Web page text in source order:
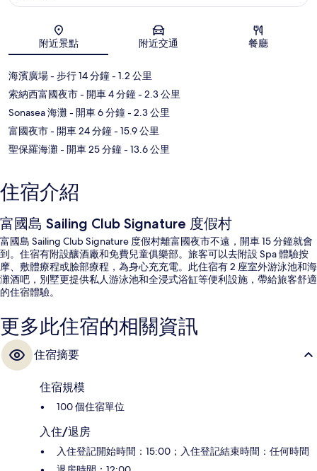
附近景點 附近交通 餐廳
海濱廣場- 步行 14 分鐘- 1.2 公里
索納西富國夜市- 開車 4 分鐘- 2.3 公里
Sonasea 海灘- 開車 6 分鐘- 2.3 公里
富國夜市- 開車 24 分鐘- 15.9 公里
聖保羅海灘- 開車 25 分鐘- 13.6 公里
住宿介紹
富國島 Sailing Club Signature 度假村
富國島 Sailing Club Signature 度假村離富國夜市不遠，開車 15 分鐘就會
到。住宿有附設釀酒廠和免費兒童俱樂部。旅客可以去附設 Spa 體驗按
摩、敷體療程或臉部療程，為身心充充電。此住宿有 2 座室外游泳池和海
灘酒吧，別墅更提供私人游泳池和全浸式浴缸等便利設施，帶給旅客舒適
的住宿體驗。
更多此住宿的相關資訊
住宿摘要
住宿規模
100 個住宿單位
入住/退房
入住登記開始時間：15:00；入住登記結束時間：任何時間